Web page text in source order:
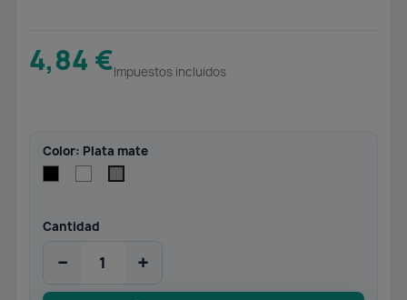
4,84 €Impuestos incluidos
Color: Plata mate
Cantidad
− +